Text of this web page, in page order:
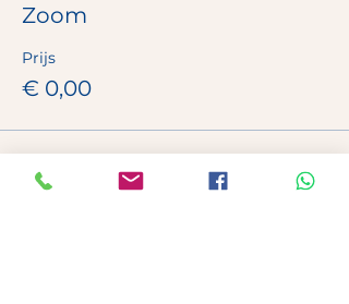
Zoom
Prijs
€ 0,00
Deel dit evenement